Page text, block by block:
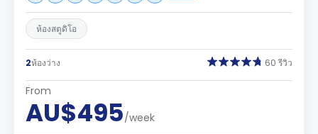
ห้องสตูดิโอ
2ห้องว่าง 60 รีวิว
From
AU$495/week